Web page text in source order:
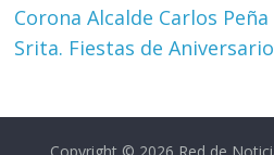
Corona Alcalde Carlos
Srita. Fiestas de Aniversario